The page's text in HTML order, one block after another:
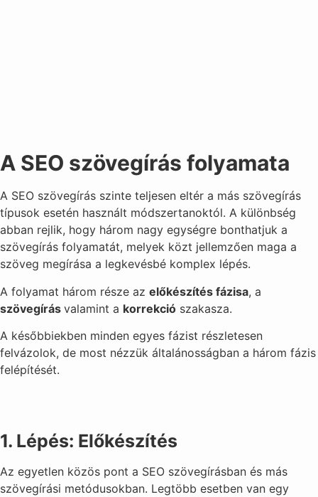
A SEO szövegírás folyamata
A SEO szövegírás szinte teljesen eltér a más szövegírás
típusok esetén használt módszertanoktól. A különbség
abban rejlik, hogy három nagy egységre bonthatjuk a
szövegírás folyamatát, melyek közt jellemzően maga a
szöveg megírása a legkevésbé komplex lépés.
A folyamat három része az előkészítés fázisa, a
szövegírás valamint a korrekció szakasza.
A későbbiekben minden egyes fázist részletesen
felvázolok, de most nézzük általánosságban a három fázis
felépítését.
1. Lépés: Előkészítés
Az egyetlen közös pont a SEO szövegírásban és más
szövegírási metódusokban. Legtöbb esetben van egy